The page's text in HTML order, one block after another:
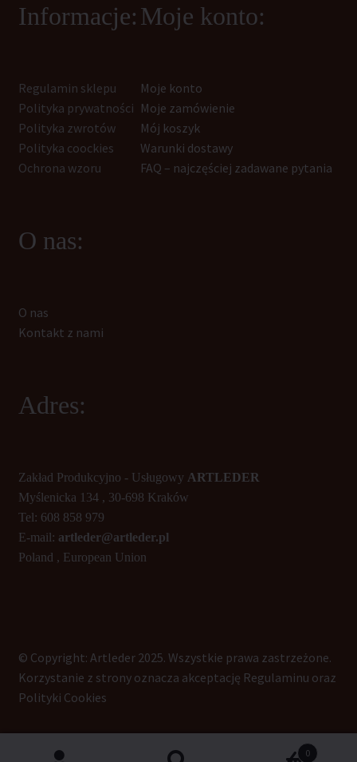
Informacje:
Regulamin sklepu
Polityka prywatności
Polityka zwrotów
Polityka coockies
Ochrona wzoru
Moje konto:
Moje konto
Moje zamówienie
Mój koszyk
Warunki dostawy
FAQ – najczęściej zadawane pytania
O nas:
O nas
Kontakt z nami
Adres:
Zakład Produkcyjno - Usługowy ARTLEDER
Myślenicka 134 , 30-698 Kraków
Tel: 608 858 979
E-mail: artleder@artleder.pl
Poland , European Union
© Copyright: Artleder 2025. Wszystkie prawa zastrzeżone.
Korzystanie z strony oznacza akceptację Regulaminu oraz
Polityki Cookies
0